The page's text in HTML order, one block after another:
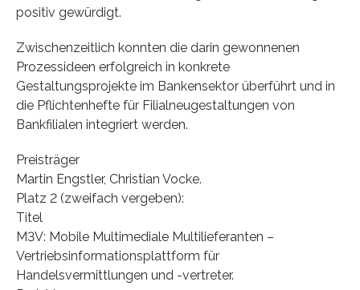
positiv gewürdigt.
Zwischenzeitlich konnten die darin gewonnenen
Prozessideen erfolgreich in konkrete
Gestaltungsprojekte im Bankensektor überführt und in
die Pflichtenhefte für Filialneugestaltungen von
Bankfilialen integriert werden.
Preisträger
Martin Engstler, Christian Vocke.
Platz 2 (zweifach vergeben):
Titel
M3V: Mobile Multimediale Multilieferanten –
Vertriebsinformationsplattform für
Handelsvermittlungen und -vertreter.